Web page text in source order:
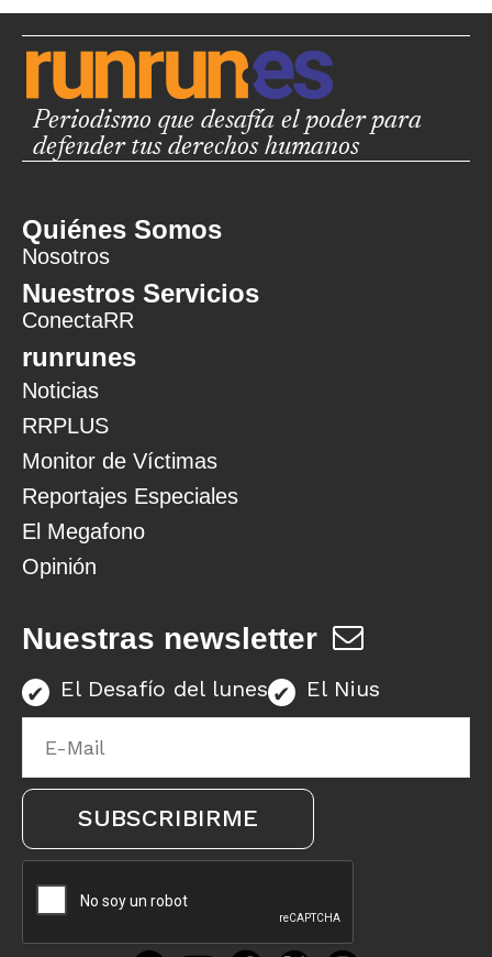
Periodismo que desafía el poder para
defender tus derechos humanos
Quiénes Somos
Nosotros
Nuestros Servicios
ConectaRR
runrunes
Noticias
RRPLUS
Monitor de Víctimas
Reportajes Especiales
El Megafono
Opinión
Nuestras newsletter
El Desafío del lunes El Nius